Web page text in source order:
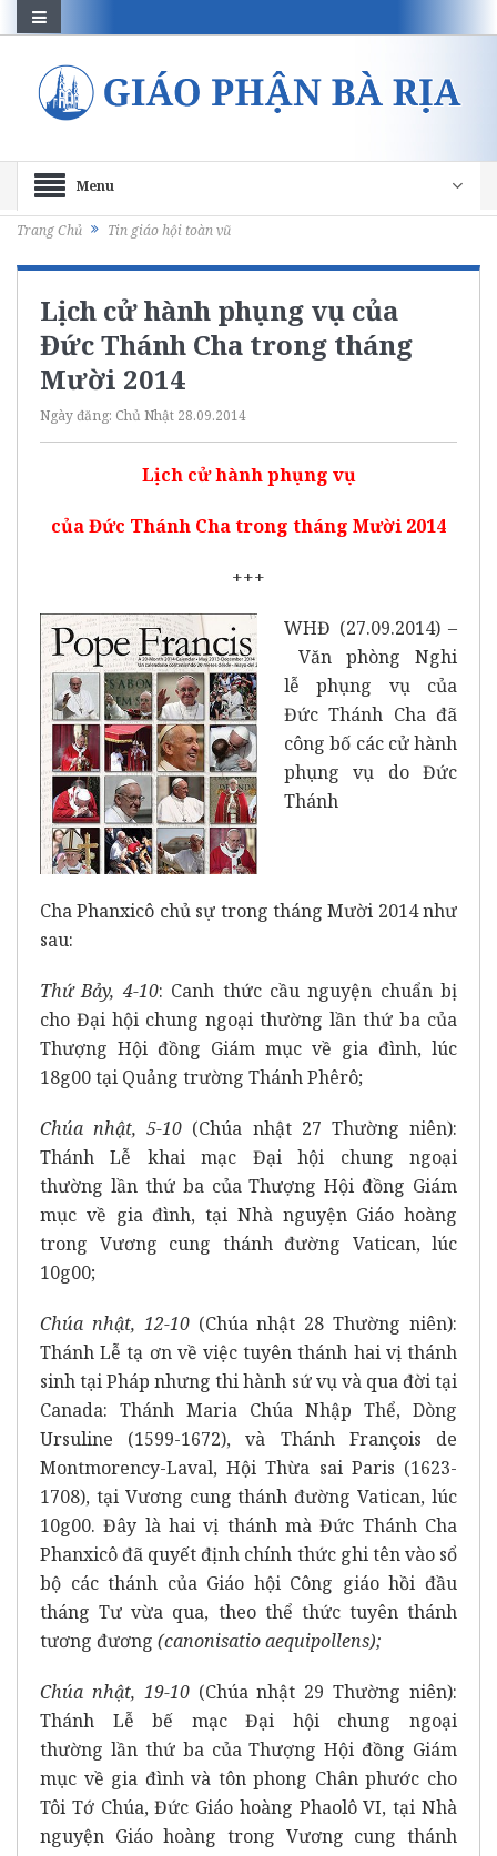
Menu
Trang Chủ Tin giáo hội toàn vũ
Lịch cử hành phụng vụ của
Đức Thánh Cha trong tháng
Mười 2014
Ngày đăng: Chủ Nhật 28.09.2014
Lịch cử hành phụng vụ
của Đức Thánh Cha trong tháng Mười 2014
+++
WHĐ (27.09.2014) –
Văn phòng Nghi
lễ phụng vụ của
Đức Thánh Cha đã
công bố các cử hành
phụng vụ do Đức
Thánh
Cha Phanxicô chủ sự trong tháng Mười 2014 như
sau:
Thứ Bảy, 4-10: Canh thức cầu nguyện chuẩn bị
cho Đại hội chung ngoại thường lần thứ ba của
Thượng Hội đồng Giám mục về gia đình, lúc
18g00 tại Quảng trường Thánh Phêrô;
Chúa nhật, 5-10 (Chúa nhật 27 Thường niên):
Thánh Lễ khai mạc Đại hội chung ngoại
thường lần thứ ba của Thượng Hội đồng Giám
mục về gia đình, tại Nhà nguyện Giáo hoàng
trong Vương cung thánh đường Vatican, lúc
10g00;
Chúa nhật, 12-10(Chúa nhật 28 Thường niên):
Thánh Lễ tạ ơn về việc tuyên thánh hai vị thánh
sinh tại Pháp nhưng thi hành sứ vụ và qua đời tại
Canada: Thánh Maria Chúa Nhập Thể, Dòng
Ursuline (1599-1672), và Thánh François de
Montmorency-Laval, Hội Thừa sai Paris (1623-
1708), tại Vương cung thánh đường Vatican, lúc
10g00. Đây là hai vị thánh mà Đức Thánh Cha
Phanxicô đã quyết định chính thức ghi tên vào sổ
bộ các thánh của Giáo hội Công giáo hồi đầu
tháng Tư vừa qua, theo thể thức tuyên thánh
tương đương (canonisatio aequipollens);
Chúa nhật, 19-10(Chúa nhật 29 Thường niên):
Thánh Lễ bế mạc Đại hội chung ngoại
thường lần thứ ba của Thượng Hội đồng Giám
mục về gia đình và tôn phong Chân phước cho
Tôi Tớ Chúa, Đức Giáo hoàng Phaolô VI, tại Nhà
nguyện Giáo hoàng trong Vương cung thánh